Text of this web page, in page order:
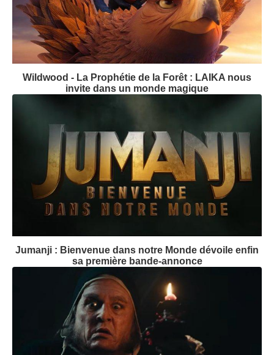
Wildwood - La Prophétie de la Forêt : LAIKA nous
invite dans un monde magique
Jumanji : Bienvenue dans notre Monde dévoile enfin
sa première bande-annonce